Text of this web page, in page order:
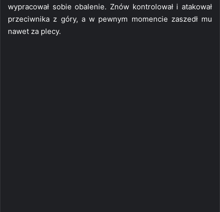
wypracował sobie obalenie. Znów kontrolował i atakował
przeciwnika z góry, a w pewnym momencie zaszedł mu
nawet za plecy.